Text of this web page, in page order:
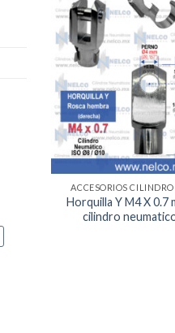
ACCESORIOS
Horquilla Y M4 X 0.7
cilindro